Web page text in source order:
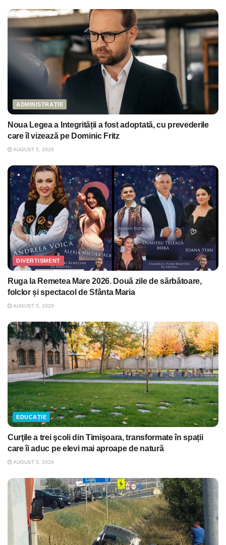
ADMINISTRAȚIE
Noua Legea a Integrității a fost adoptată, cu prevederile
care îl vizează pe Dominic Fritz
AUGUST 5, 2026
DIVERTISMENT
Ruga la Remetea Mare 2026. Două zile de sărbătoare,
folclor și spectacol de Sfânta Maria
AUGUST 5, 2026
EDUCAȚIE
Curţile a trei şcoli din Timişoara, transformate în spații
care îi aduc pe elevi mai aproape de natură
AUGUST 5, 2026